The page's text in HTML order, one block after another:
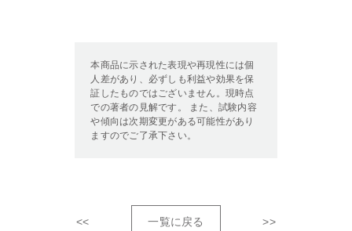
本商品に示された表現や再現性には個
人差があり、必ずしも利益や効果を保
証したものではございません。現時点
での著者の見解です。 また、試験内容
や傾向は次期変更がある可能性があり
ますのでご了承下さい。
<< 一覧に戻る >>